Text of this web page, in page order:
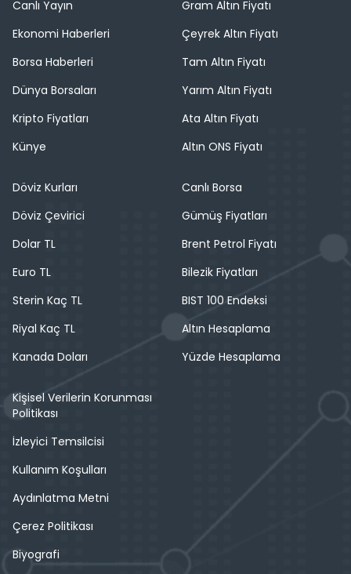
Canlı Yayın
Ekonomi Haberleri
Borsa Haberleri
Dünya Borsaları
Kripto Fiyatları
Künye
Gram Altın Fiyatı
Çeyrek Altın Fiyatı
Tam Altın Fiyatı
Yarım Altın Fiyatı
Ata Altın Fiyatı
Altın ONS Fiyatı
Döviz Kurları
Döviz Çevirici
Dolar TL
Euro TL
Sterin Kaç TL
Riyal Kaç TL
Kanada Doları
Canlı Borsa
Gümüş Fiyatları
Brent Petrol Fiyatı
Bilezik Fiyatları
BIST 100 Endeksi
Altın Hesaplama
Yüzde Hesaplama
Kişisel Verilerin Korunması
Politikası
İzleyici Temsilcisi
Kullanım Koşulları
Aydınlatma Metni
Çerez Politikası
Biyografi